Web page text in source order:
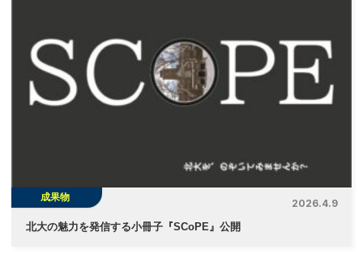
ー
シ
ョ
成果物
2026.4.9
北大の魅力を発信する小冊子『SCoPE』公開